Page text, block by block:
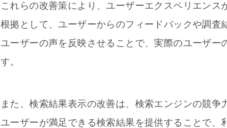
これらの改善策により、ユーザーエクスペリエンス
根拠として、ユーザーからのフィードバックや調査
ユーザーの声を反映させることで、実際のユーザー
す。
また、検索結果表示の改善は、検索エンジンの競争
ユーザーが満足できる検索結果を提供することで